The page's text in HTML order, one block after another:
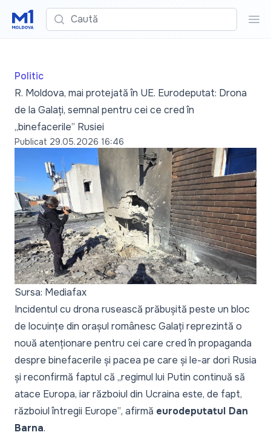
Caută
Politic
R. Moldova, mai protejată în UE. Eurodeputat: Drona
de la Galați, semnal pentru cei ce cred în
„binefacerile” Rusiei
Publicat 29.05.2026 16:46
Sursa: Mediafax
Incidentul cu drona rusească prăbușită peste un bloc
de locuințe din orașul românesc Galați reprezintă o
nouă atenționare pentru cei care cred în propaganda
despre binefacerile și pacea pe care și le-ar dori Rusia
și reconfirmă faptul că „regimul lui Putin continuă să
atace Europa, iar războiul din Ucraina este, de fapt,
războiul întregii Europe”, afirmă eurodeputatul Dan
Barna.